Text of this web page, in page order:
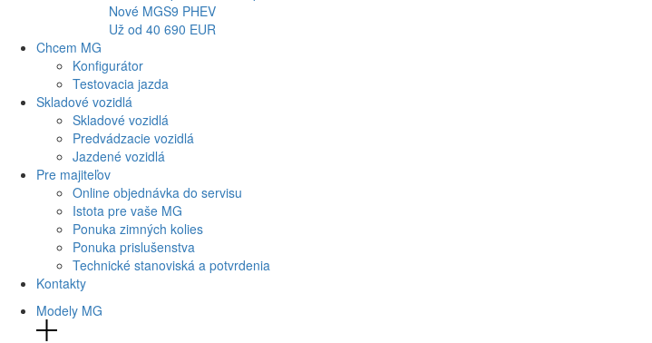
Nové MGS9 PHEV
Už od 40 690 EUR
Chcem MG
Konfigurátor
Testovacia jazda
Skladové vozidlá
Skladové vozidlá
Predvádzacie vozidlá
Jazdené vozidlá
Pre majiteľov
Online objednávka do servisu
Istota pre vaše MG
Ponuka zimných kolies
Ponuka prislušenstva
Technické stanoviská a potvrdenia
Kontakty
Modely MG